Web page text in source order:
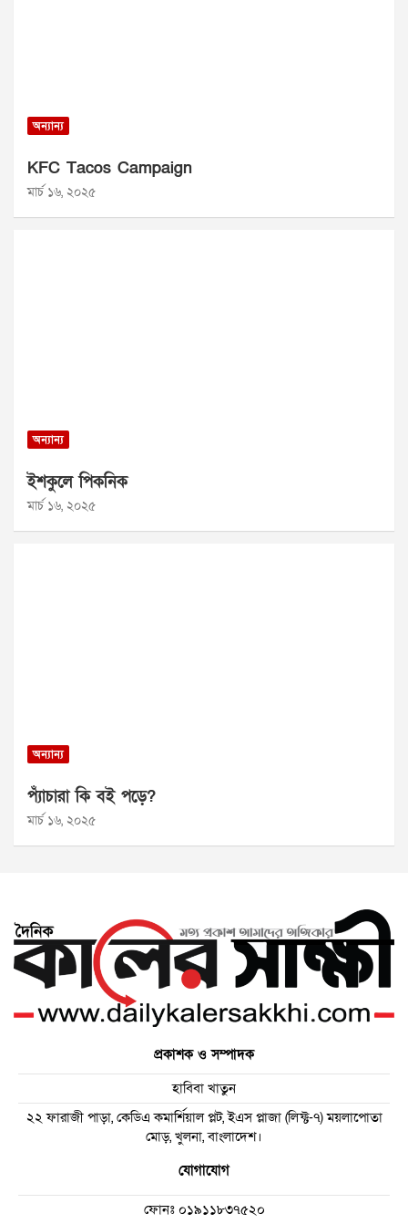
অন্যান্য
KFC Tacos Campaign
মার্চ ১৬, ২০২৫
অন্যান্য
ইশকুলে পিকনিক
মার্চ ১৬, ২০২৫
অন্যান্য
প্যাঁচারা কি বই পড়ে?
মার্চ ১৬, ২০২৫
প্রকাশক ও সম্পাদক
হাবিবা খাতুন
২২ ফারাজী পাড়া, কেডিএ কমার্শিয়াল প্লট, ইএস প্লাজা (লিফ্ট-৭) ময়লাপোতা
মোড়, খুলনা, বাংলাদেশ।
যোগাযোগ
ফোনঃ০১৯১১৮৩৭৫২০